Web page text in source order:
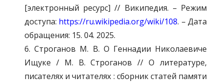
[электронный ресурс] // Википедия. – Режим
доступа: https://ru.wikipedia.org/wiki/108. – Дата
обращения: 15. 04. 2025.
6. Строганов М. В. О Геннадии Николаевиче
Ищуке / М. В. Строганов // О литературе,
писателях и читателях : сборник статей памяти